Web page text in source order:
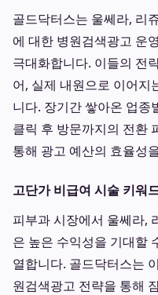
골드닥터스는 울쎄라, 리
에 대한 병원검색광고 운
극대화합니다. 이들의 전
어, 실제 내원으로 이어지
니다. 장기간 쌓아온 업종
클릭 후 방문까지의 전환
통해 광고 예산의 효율성
고단가 비급여 시술 키워
피부과 시장에서 울쎄라,
은 높은 수익성을 기대할
열합니다. 골드닥터스는
원검색광고 전략을 통해